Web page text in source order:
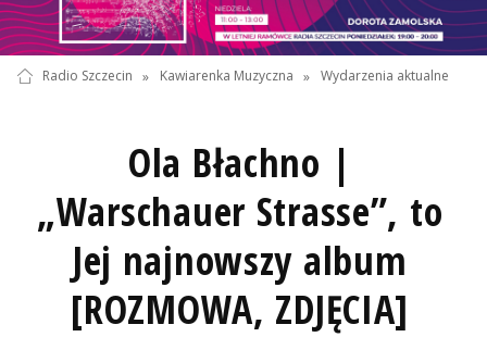
Radio Szczecin » Kawiarenka Muzyczna » Wydarzenia aktualne
Ola Błachno |
„Warschauer Strasse”, to
Jej najnowszy album
[ROZMOWA, ZDJĘCIA]